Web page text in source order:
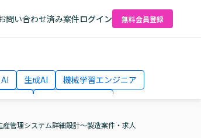
問い合わせ済み案件ログイン 無料会員登録
AI 生成AI
機械学習エンジニア
産管理システム詳細設計～製造案件・求人